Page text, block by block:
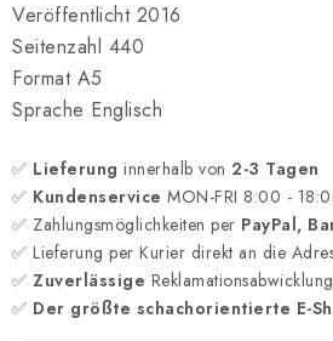
Veröffentlicht 2016
Seitenzahl 440
Format A5
Sprache Englisch
✅ Lieferung innerhalb von 2-3 Tagen
✅ Kundenservice MON-FRI 8:00 -
✅ Zahlungsmöglichkeiten per PayPal,
✅ Lieferung per Kurier direkt an die
✅ Zuverlässige Reklamationsabwicklung
✅ Der größte schachorientierte E-